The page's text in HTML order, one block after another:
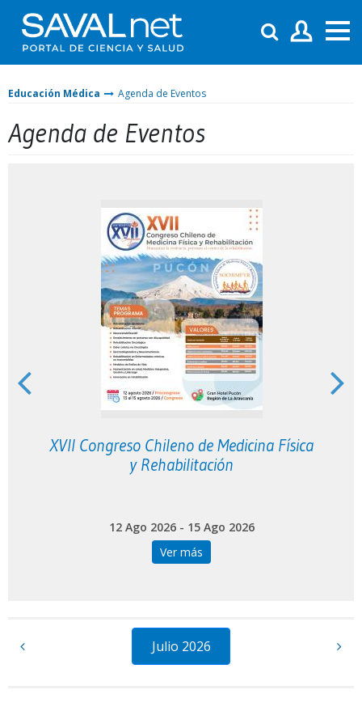
Educación Médica Agenda de Eventos
Agenda de Eventos
XVII Congreso Chileno de Medicina Física
y Rehabilitación
12 Ago 2026 - 15 Ago 2026
Ver más
Julio 2026